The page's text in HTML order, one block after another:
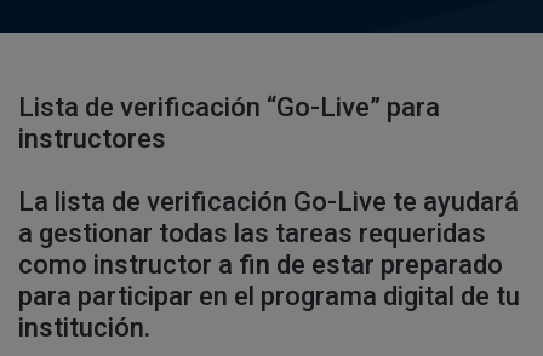
Lista de verificación “Go-Live” para
instructores
La lista de verificación Go-Live te ayudará
a gestionar todas las tareas requeridas
como instructor a fin de estar preparado
para participar en el programa digital de tu
institución.